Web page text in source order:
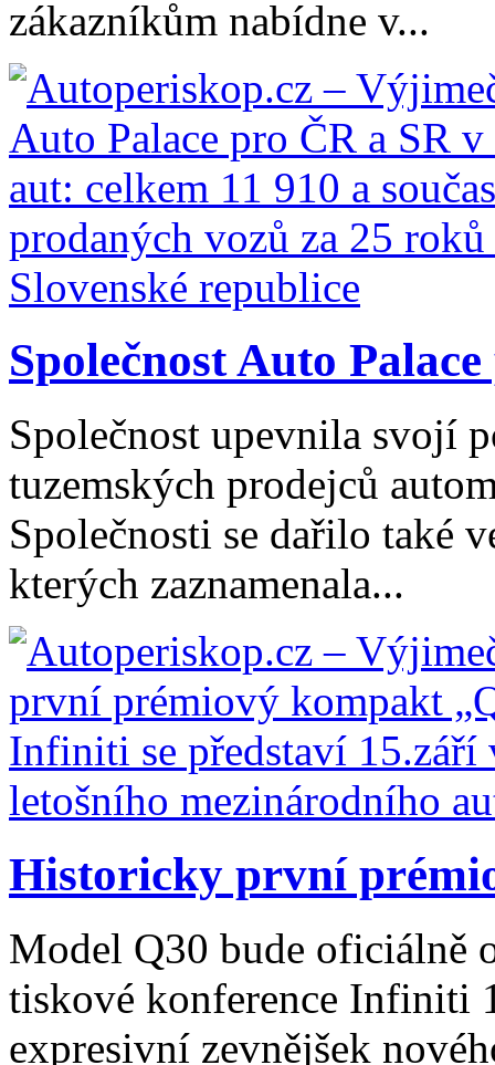
zákazníkům nabídne v...
Společnost Auto
Společnost upevnila svojí
tuzemských prodejců
Společnosti se dařilo také
kterých zaznamenala...
Historicky první
Model Q30 bude oficiálně
tiskové konference Infiniti
expresivní zevnějšek